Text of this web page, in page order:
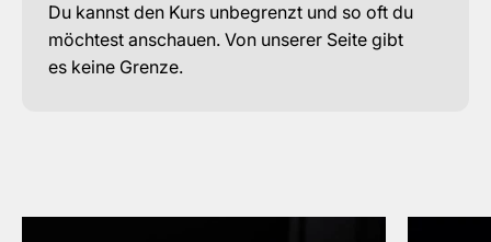
Du kannst den Kurs unbegrenzt und so oft du
möchtest anschauen. Von unserer Seite gibt
es keine Grenze.